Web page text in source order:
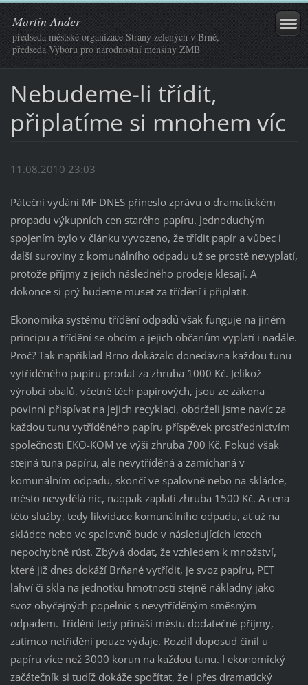
Martin Ander
předseda městské organizace Strany zelených v Brně,
předseda Výboru pro národnostní menšiny ZMB
Nebudeme-li třídit,
připlatíme si mnohem víc
11.08.2010 23:03
Páteční vydání MF DNES přineslo zprávu o dramatickém
propadu výkupních cen starého papíru. Jednoduchým
spojením bylo v článku vyvozeno, že třídit papír a vůbec i
další suroviny z komunálního odpadu už se prostě nevyplatí,
protože příjmy z jejich následného prodeje klesají. A
dokonce si prý budeme muset za třídění i připlatit.
Ekonomika systému třídění odpadů však funguje na jiném
principu a třídění se obcím a jejich občanům vyplatí i nadále.
Proč? Tak například Brno dokázalo donedávna každou tunu
vytříděného papíru prodat za zhruba 1000 Kč. Jelikož
výrobci obalů, včetně těch papírových, jsou ze zákona
povinni přispívat na jejich recyklaci, obdrželi jsme navíc za
každou tunu vytříděného papíru příspěvek prostřednictvím
společnosti EKO-KOM ve výši zhruba 700 Kč. Pokud však
stejná tuna papíru, ale nevytříděná a zamíchaná v
komunálním odpadu, skončí ve spalovně nebo na skládce,
město nevydělá nic, naopak zaplatí zhruba 1500 Kč. A cena
této služby, tedy likvidace komunálního odpadu, ať už na
skládce nebo ve spalovně bude v následujících letech
nepochybně růst. Zbývá dodat, že vzhledem k množství,
které již dnes dokáží Brňané vytřídit, je svoz papíru, PET
lahví či skla na jednotku hmotnosti stejně nákladný jako
svoz obyčejných popelnic s nevytříděným směsným
odpadem. Třídění tedy přináší městu dodatečné příjmy,
zatímco netřídění pouze výdaje. Rozdíl doposud činil u
papíru více než 3000 korun na každou tunu. I ekonomický
začátečník si tudíž dokáže spočítat, že i přes dramatický